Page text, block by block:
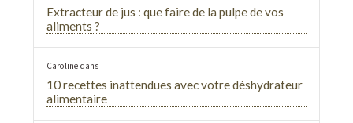
Extracteur de jus : que faire de la pulpe de vos
aliments ?
Carolinedans
10 recettes inattendues avec votre déshydrateur
alimentaire